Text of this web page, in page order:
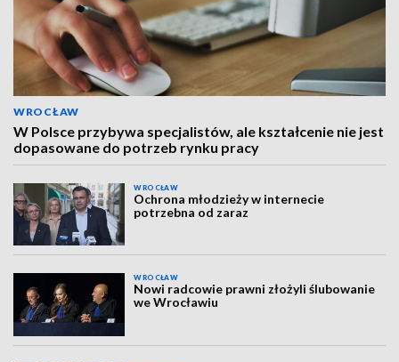
WROCŁAW
W Polsce przybywa specjalistów, ale kształcenie nie jest
dopasowane do potrzeb rynku pracy
WROCŁAW
Ochrona młodzieży w internecie
potrzebna od zaraz
WROCŁAW
Nowi radcowie prawni złożyli ślubowanie
we Wrocławiu